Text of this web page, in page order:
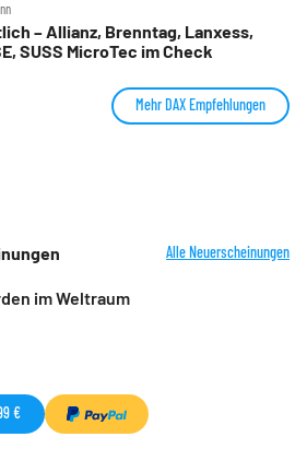
– Allianz, Brenntag, Lanxess,
SUSS MicroTec im Check
Mehr DAX Empfehlungen
Alle Neuerscheinungen
im Weltraum
€